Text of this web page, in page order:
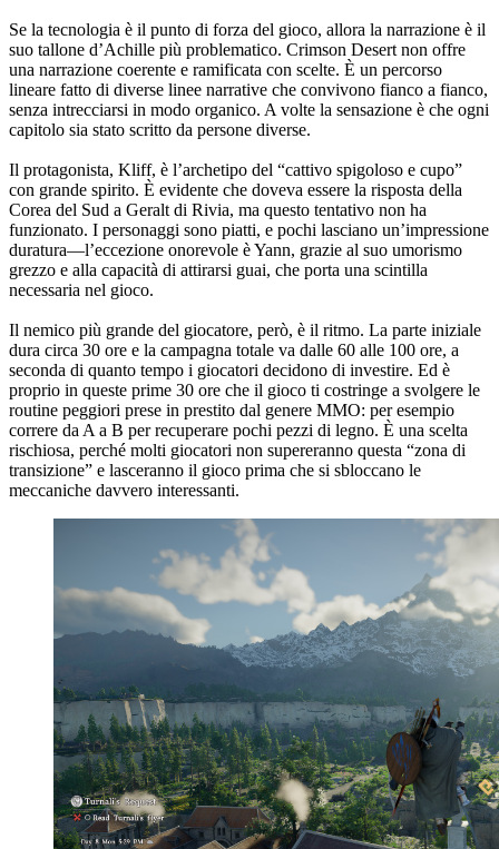
Se la tecnologia è il punto di forza del gioco, allora la narrazione è il
suo tallone d’Achille più problematico. Crimson Desert non offre
una narrazione coerente e ramificata con scelte. È un percorso
lineare fatto di diverse linee narrative che convivono fianco a fianco,
senza intrecciarsi in modo organico. A volte la sensazione è che ogni
capitolo sia stato scritto da persone diverse.
Il protagonista, Kliff, è l’archetipo del “cattivo spigoloso e cupo”
con grande spirito. È evidente che doveva essere la risposta della
Corea del Sud a Geralt di Rivia, ma questo tentativo non ha
funzionato. I personaggi sono piatti, e pochi lasciano un’impressione
duratura—l’eccezione onorevole è Yann, grazie al suo umorismo
grezzo e alla capacità di attirarsi guai, che porta una scintilla
necessaria nel gioco.
Il nemico più grande del giocatore, però, è il ritmo. La parte iniziale
dura circa 30 ore e la campagna totale va dalle 60 alle 100 ore, a
seconda di quanto tempo i giocatori decidono di investire. Ed è
proprio in queste prime 30 ore che il gioco ti costringe a svolgere le
routine peggiori prese in prestito dal genere MMO: per esempio
correre da A a B per recuperare pochi pezzi di legno. È una scelta
rischiosa, perché molti giocatori non supereranno questa “zona di
transizione” e lasceranno il gioco prima che si sbloccano le
meccaniche davvero interessanti.